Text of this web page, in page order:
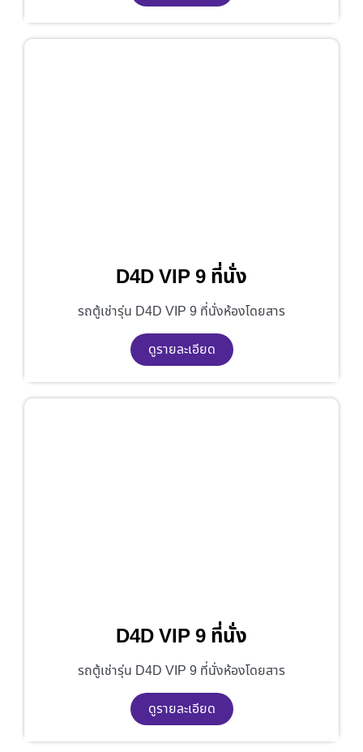
D4D VIP 9 ที่นั่ง
รถตู้เช่ารุ่น D4D VIP 9 ที่นั่งห้องโดยสาร
ดูรายละเอียด
D4D VIP 9 ที่นั่ง
รถตู้เช่ารุ่น D4D VIP 9 ที่นั่งห้องโดยสาร
ดูรายละเอียด